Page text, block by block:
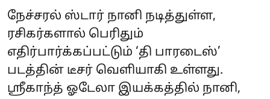
நேச்சரல் ஸ்டார் நானி நடித்துள்ள,
ரசிகர்களால் பெரிதும்
எதிர்பார்க்கப்பட்டும் ‘தி பாரடைஸ்’
படத்தின் டீசர் வெளியாகி உள்ளது.
ஸ்ரீகாந்த் ஓடேலா இயக்கத்தில் நானி,